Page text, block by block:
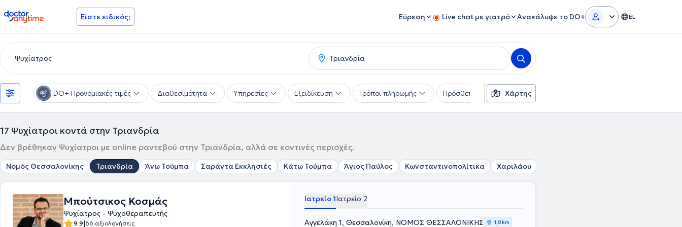
doctoranytime Είστε ειδικός; Εύρεση Live chat με γιατρό Ανακάλυψε το DO+ EL
DO+ Προνομιακές τιμές Διαθεσιμότητα Υπηρεσίες Εξειδίκευση Τρόποι πληρωμής Πρόσθετα φίλτρα Γλώσσες
Χάρτης
17 Ψυχίατροι κοντά στην Τριανδρία
Δεν βρέθηκαν Ψυχίατροι με online ραντεβού στην Τριανδρία, αλλά σε κοντινές περιοχές.
Νομός Θεσσαλονίκης Τριανδρία Άνω Τούμπα Σαράντα Εκκλησιές Κάτω Τούμπα Άγιος Παύλος Κωνσταντινοπολίτικα Χαριλάου
Μπούτσικος Κοσμάς
Ψυχίατρος - Ψυχοθεραπευτής
9.9|66 αξιολογήσεις
Ιατρείο 1Ιατρείο 2
Αγγελάκη 1, Θεσσαλονίκη, ΝΟΜΟΣ ΘΕΣΣΑΛΟΝΙΚΗΣ 1,8 km